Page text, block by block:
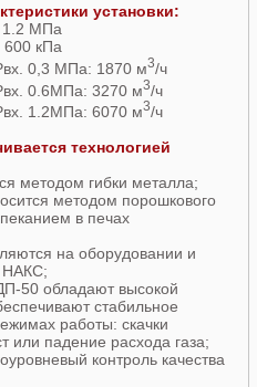
установки:
1.2 МПа
600 кПа
0,3 МПа: 1870 м3/ч
0.6МПа: 3270 м3/ч
1.2МПа: 6070 м3/ч
технологией
методом гибки металла;
методом порошкового
в печах
на оборудовании и
НАКС;
50 обладают высокой
стабильное
работы: скачки
или падение расхода газа;
контроль качества